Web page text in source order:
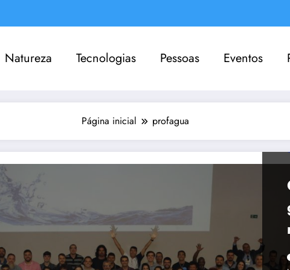
Natureza Tecnologias Pessoas Eventos
Página inicial profagua